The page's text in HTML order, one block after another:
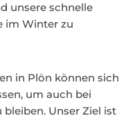
unsere schnelle
im Winter zu
in Plön können sich
um auch bei
Unser Ziel ist